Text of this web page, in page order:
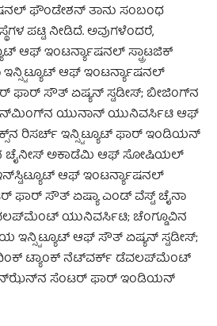
ಫೌಂಡೇಶನ್ ತಾನು ಸಂಬಂಧ
ಪಟ್ಟಿ ನೀಡಿದೆ. ಅವುಗಳೆಂದರೆ,
ಆಫ್ ಇಂಟರ್ನ್ಯಾಷನಲ್ ಸ್ಟ್ರಾಟಜಿಕ್
ಆಫ್ ಇಂಟರ್ನ್ಯಾಷನಲ್
ಫಾರ್ ಸೌತ್ ಏಷ್ಯನ್ ಸ್ಟಡೀಸ್; ಬೀಜಿಂಗ್‌ನ
ಯುನಾನ್ ಯುನಿವರ್ಸಿಟಿ ಆಫ್
ರಿಸರ್ಚ್ ಇನ್ಸ್ಟಿಟ್ಯೂಟ್ ಫಾರ್ ಇಂಡಿಯನ್
ಚೈನೀಸ್ ಅಕಾಡೆಮಿ ಆಫ್ ಸೋಷಿಯಲ್
ಆಫ್ ಇಂಟರ್ನ್ಯಾಷನಲ್
ಫಾರ್ ಸೌತ್ ಏಷ್ಯಾ ಎಂಡ್ ವೆಸ್ಟ್ ಚೈನಾ
ಯುನಿವರ್ಸಿಟಿ; ಚೆಂಗ್ಡೂವಿನ
ಆಫ್ ಸೌತ್ ಏಷ್ಯನ್ ಸ್ಟಡೀಸ್;
ಟ್ಯಾಂಕ್ ನೆಟ್‌ವರ್ಕ್ ಡೆವಲಪ್‌ಮೆಂಟ್
ಸೆಂಟರ್ ಫಾರ್ ಇಂಡಿಯನ್